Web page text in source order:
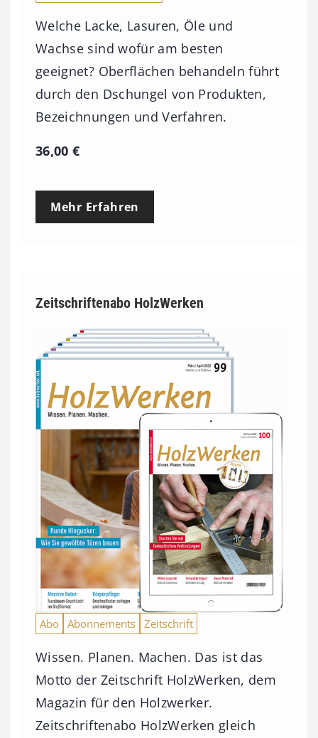
Welche Lacke, Lasuren, Öle und
Wachse sind wofür am besten
geeignet? Oberflächen behandeln führt
durch den Dschungel von Produkten,
Bezeichnungen und Verfahren.
36,00€
Mehr Erfahren
Zeitschriftenabo HolzWerken
Abo Abonnements Zeitschrift
Wissen. Planen. Machen. Das ist das
Motto der Zeitschrift HolzWerken, dem
Magazin für den Holzwerker.
Zeitschriftenabo HolzWerken gleich